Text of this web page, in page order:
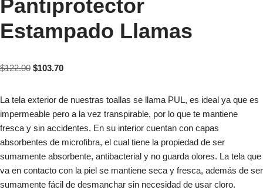
Pantiprotector
Estampado Llamas
$122.00 $103.70
La tela exterior de nuestras toallas se llama PUL, es ideal ya que es
impermeable pero a la vez transpirable, por lo que te mantiene
fresca y sin accidentes. En su interior cuentan con capas
absorbentes de microfibra, el cual tiene la propiedad de ser
sumamente absorbente, antibacterial y no guarda olores. La tela que
va en contacto con la piel se mantiene seca y fresca, además de ser
sumamente fácil de desmanchar sin necesidad de usar cloro.